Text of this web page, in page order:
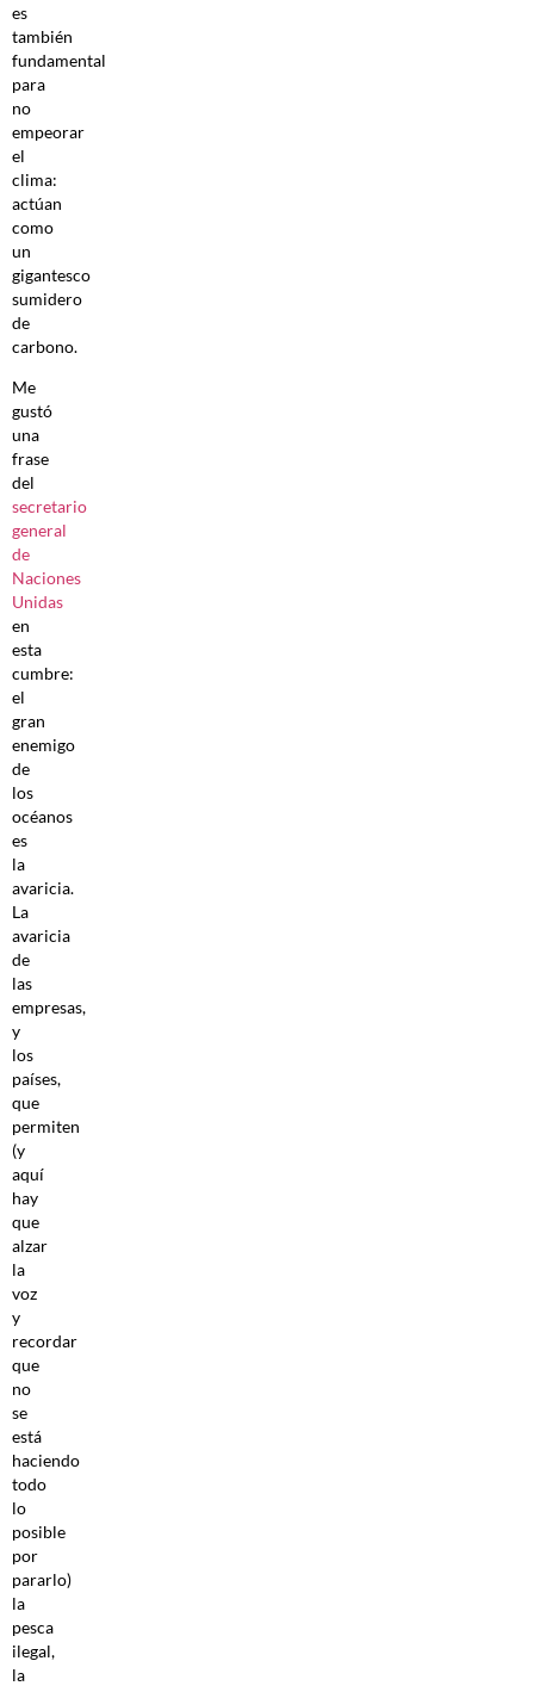
es
también
fundamental
para
no
empeorar
el
clima:
actúan
como
un
gigantesco
sumidero
de
carbono.
Me
gustó
una
frase
del
secretario
general
de
Naciones
Unidas
en
esta
cumbre:
el
gran
enemigo
de
los
océanos
es
la
avaricia.
La
avaricia
de
las
empresas,
y
los
países,
que
permiten
(y
aquí
hay
que
alzar
la
voz
y
recordar
que
no
se
está
haciendo
todo
lo
posible
por
pararlo)
la
pesca
ilegal,
la